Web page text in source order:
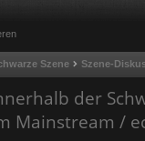
Szene Szene-
der
Mainstream /